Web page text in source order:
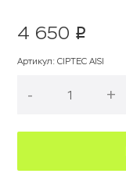
4 650 p
Артикул: CIPTEC AISI
- +